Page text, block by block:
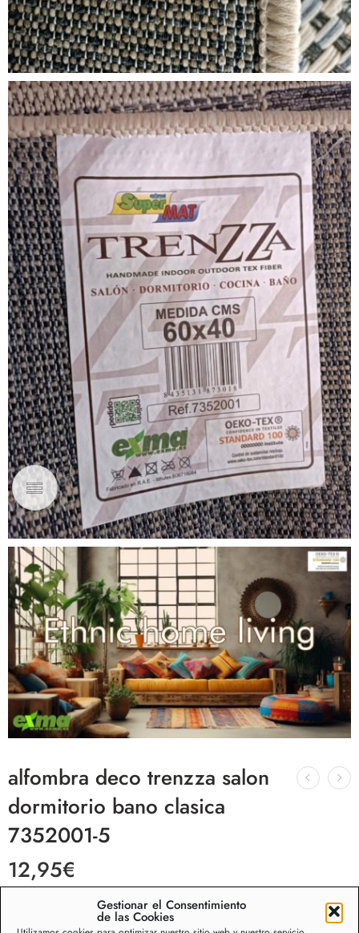
Gestionar el Consentimiento
de las Cookies
alfombra deco trenzza salon
dormitorio bano clasica
7352001-5
12,95€
✅ Medida de 60×40 cm.
✅ Alfombra decorativa para cualquier habitación de la